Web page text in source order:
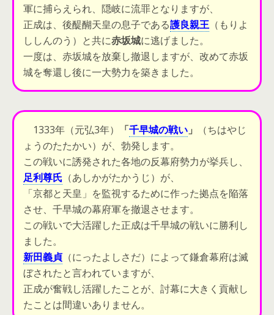
軍に捕らえられ、 隠岐に流罪となりますが、
正成は、後醍醐天皇の息子である護良親王 （もりよ
ししんのう）と共に赤坂城に逃げました。
一度は、赤坂城を放棄し撤退しますが、改めて赤坂
城を奪還し後に一大勢力を築きました。
1333年（元弘3年） 「千早城の戦い 」
（ちはやじ
ょうのたたかい）が、勃発します。
この戦いに誘発された各地の反幕府勢力が挙兵し、
足利尊氏 （あしかがたかうじ）が、
「京都と天皇」を監視するために作った拠点を陥落
させ、千早城の幕府軍を撤退させます。
この戦いで大活躍した正成は千早城の戦いに勝利し
ました。
新田義貞 （にったよしさだ）によって鎌倉幕府は滅
ぼされたと言われていますが、
正成が奮戦し活躍したことが、 討幕に大きく貢献し
たことは間違いありません。